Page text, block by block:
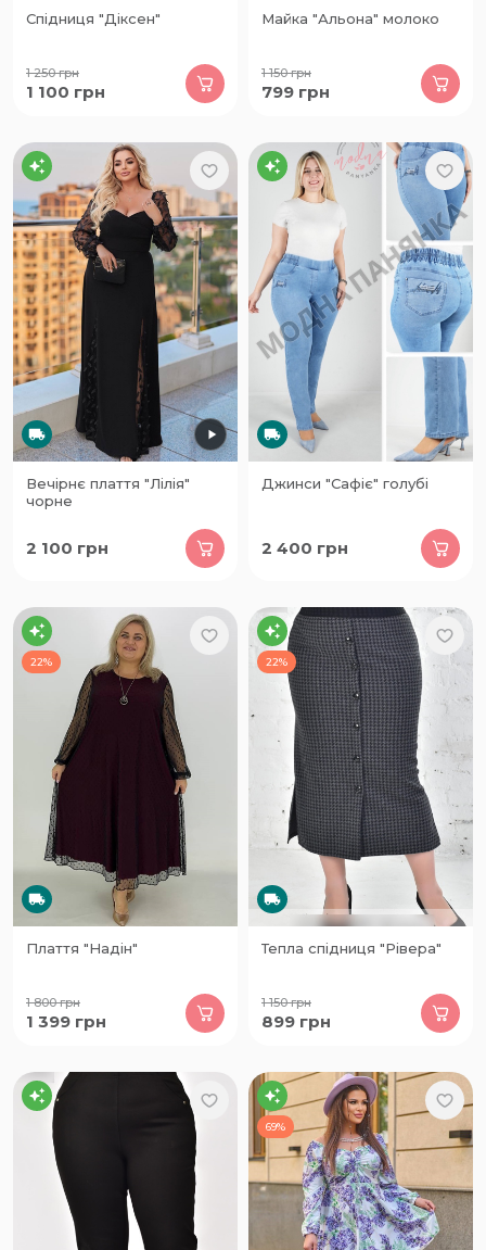
Спідниця "Діксен"
1 250грн
1 100 грн
Майка "Альона" молоко
1 150грн
799 грн
Вечірнє плаття "Лілія"
чорне
2 100 грн
Джинси "Сафіє" голубі
2 400 грн
22%
Плаття "Надін"
1 800грн
1 399 грн
22%
Тепла спідниця "Рівера"
1 150грн
899 грн
69%